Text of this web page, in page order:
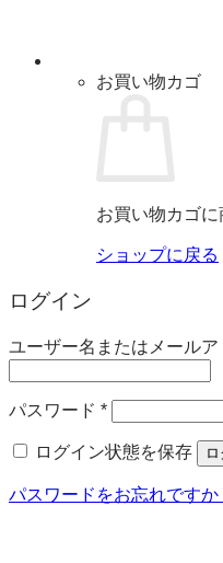
お買い物カゴ
お買い物カゴに
ショップに戻る
ログイン
ユーザー名またはメールア
パスワード *必
ログイン状態を保存
パスワードをお忘れですか